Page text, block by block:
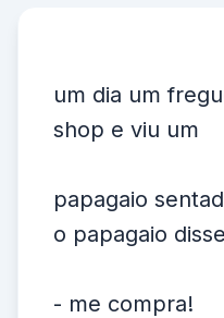
um dia um
shop e viu um
papagaio
o papagaio
- me compra!